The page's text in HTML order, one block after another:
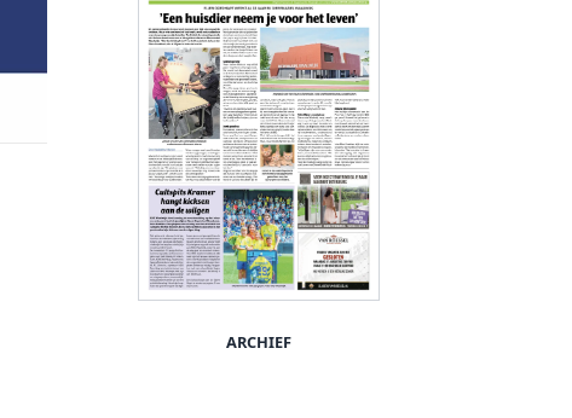
ARCHIEF